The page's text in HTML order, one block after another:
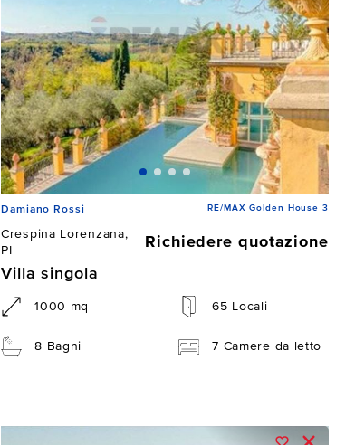
Damiano Rossi RE/MAX Golden House 3
Crespina Lorenzana,
PI
Richiedere quotazione
Villa singola
1000 mq 65 Locali
8 Bagni 7 Camere da letto